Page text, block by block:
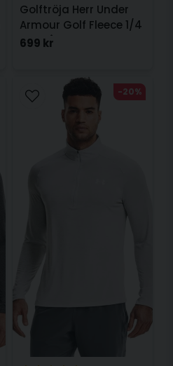
Golftröja Herr Under
Armour Golf Fleece 1/4
Zip Blå
699 kr
-20%